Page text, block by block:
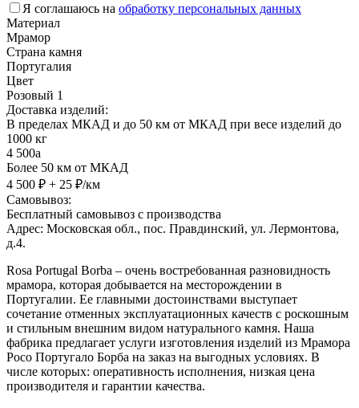
Я соглашаюсь на обработку персональных данных
Материал
Мрамор
Страна камня
Португалия
Цвет
Розовый 1
Доставка изделий:
В пределах МКАД и до 50 км от МКАД при весе изделий до
1000 кг
4 500a
Более 50 км от МКАД
4 500 ₽ + 25 ₽/км
Самовывоз:
Бесплатный самовывоз с производства
Адрес: Московская обл., пос. Правдинский, ул. Лермонтова,
д.4.
Rosa Portugal Borba – очень востребованная разновидность
мрамора, которая добывается на месторождении в
Португалии. Ее главными достоинствами выступает
сочетание отменных эксплуатационных качеств с роскошным
и стильным внешним видом натурального камня. Наша
фабрика предлагает услуги изготовления изделий из Мрамора
Росо Португало Борба на заказ на выгодных условиях. В
числе которых: оперативность исполнения, низкая цена
производителя и гарантии качества.